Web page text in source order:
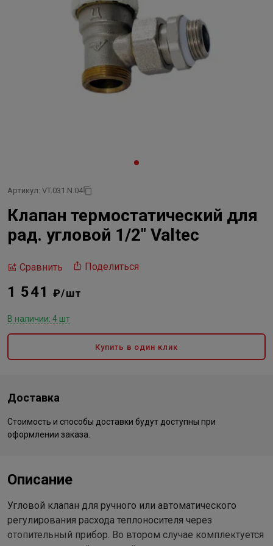
Артикул: VT.031.N.04
Клапан термостатический для
рад. угловой 1/2" Valtec
Сравнить Поделиться
1 541₽/шт
В наличии: 4 шт
Купить в один клик
Доставка
Стоимость и способы доставки будут доступны при
оформлении заказа.
Описание
Угловой клапан для ручного или автоматического
регулирования расхода теплоносителя через
отопительный прибор. Во втором случае комплектуется